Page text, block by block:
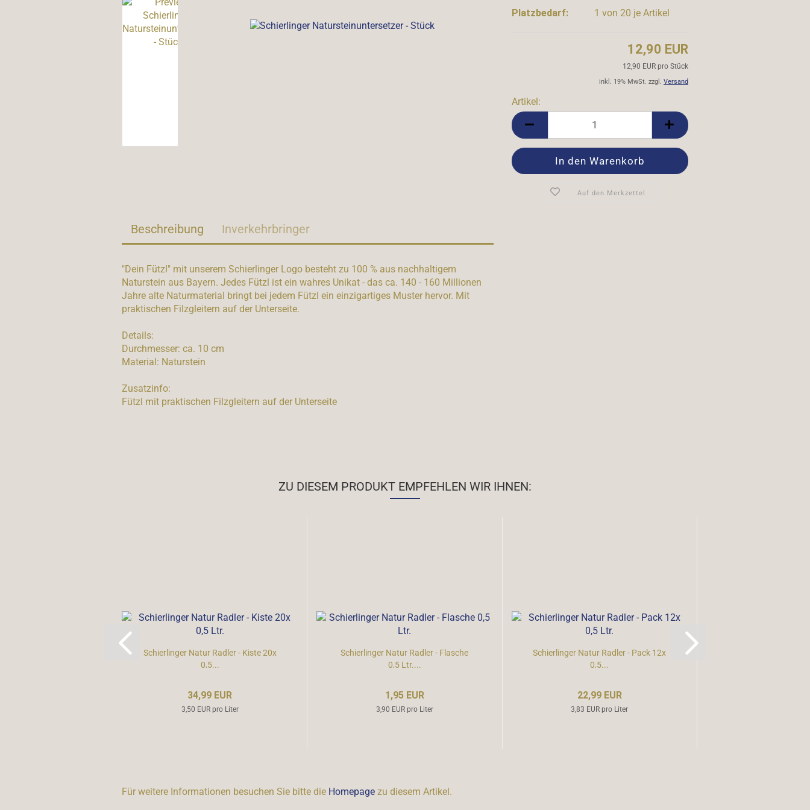
Platzbedarf:
1 von 20 je Artikel
12,90 EUR
12,90 EUR pro Stück
inkl. 19% MwSt. zzgl. Versand
Artikel:
Artikel
Auf den Merkzettel
Beschreibung Inverkehrbringer
"Dein Fützl" mit unserem Schierlinger Logo besteht zu 100 % aus nachhaltigem
Naturstein aus Bayern. Jedes Fützl ist ein wahres Unikat - das ca. 140 - 160 Millionen
Jahre alte Naturmaterial bringt bei jedem Fützl ein einzigartiges Muster hervor. Mit
praktischen Filzgleitern auf der Unterseite.
Details:
Durchmesser: ca. 10 cm
Material: Naturstein
Zusatzinfo:
Fützl mit praktischen Filzgleitern auf der Unterseite
ZU DIESEM PRODUKT EMPFEHLEN WIR IHNEN:
Schierlinger Natur Radler - Kiste 20x
0,5...
34,99 EUR
3,50 EUR pro Liter
Schierlinger Natur Radler - Flasche
0,5 Ltr....
1,95 EUR
3,90 EUR pro Liter
Schierlinger Natur Radler - Pack 12x
0,5...
22,99 EUR
3,83 EUR pro Liter
Für weitere Informationen besuchen Sie bitte die Homepage zu diesem Artikel.